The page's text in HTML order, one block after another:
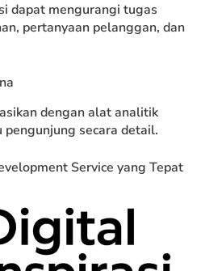
dapat mengurangi tugas
pertanyaan pelanggan, dan
dengan alat analitik
secara detail.
Service yang Tepat